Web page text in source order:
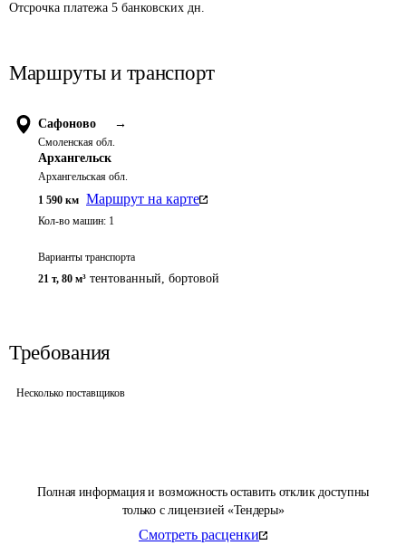
Полная информация и возможность оставить отклик доступны
только с лицензией «Тендеры»
Смотреть расценки
Отсрочка платежа 5 банковских дн.
Маршруты и транспорт
Сафоново →
Смоленская обл.
Архангельск
Архангельская обл.
1 590 км Маршрут на карте
Кол-во машин: 1
Варианты транспорта
21 т, 80 м³ тентованный, бортовой
Требования
Несколько поставщиков